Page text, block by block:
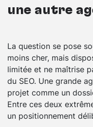
une autre
La question se pose
moins cher, mais
limitée et ne maîtrise
du SEO. Une grande
projet comme un
Entre ces deux
un positionnement